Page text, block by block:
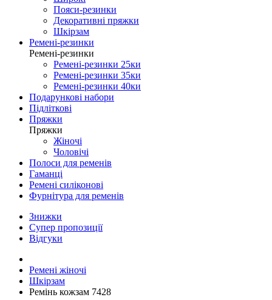
Пояси-резинки
Декоративні пряжки
Шкірзам
Ремені-резинки
Ремені-резинки
Ремені-резинки 25ки
Ремені-резинки 35ки
Ремені-резинки 40ки
Подарункові набори
Підліткові
Пряжки
Пряжки
Жіночі
Чоловічі
Полоси для ременів
Гаманці
Ремені силіконові
Фурнітура для ременів
Знижки
Супер пропозиції
Відгуки
Ремені жіночі
Шкірзам
Ремінь кожзам 7428